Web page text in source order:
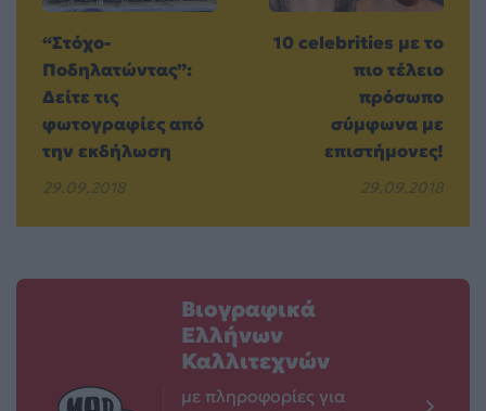
“Στόχο-
Ποδηλατώντας”:
Δείτε τις
φωτογραφίες από
την εκδήλωση
29.09.2018
10 celebrities με το
πιο τέλειο
πρόσωπο
σύμφωνα με
επιστήμονες!
29.09.2018
Βιογραφικά
Ελλήνων
Καλλιτεχνών
με πληροφορίες για